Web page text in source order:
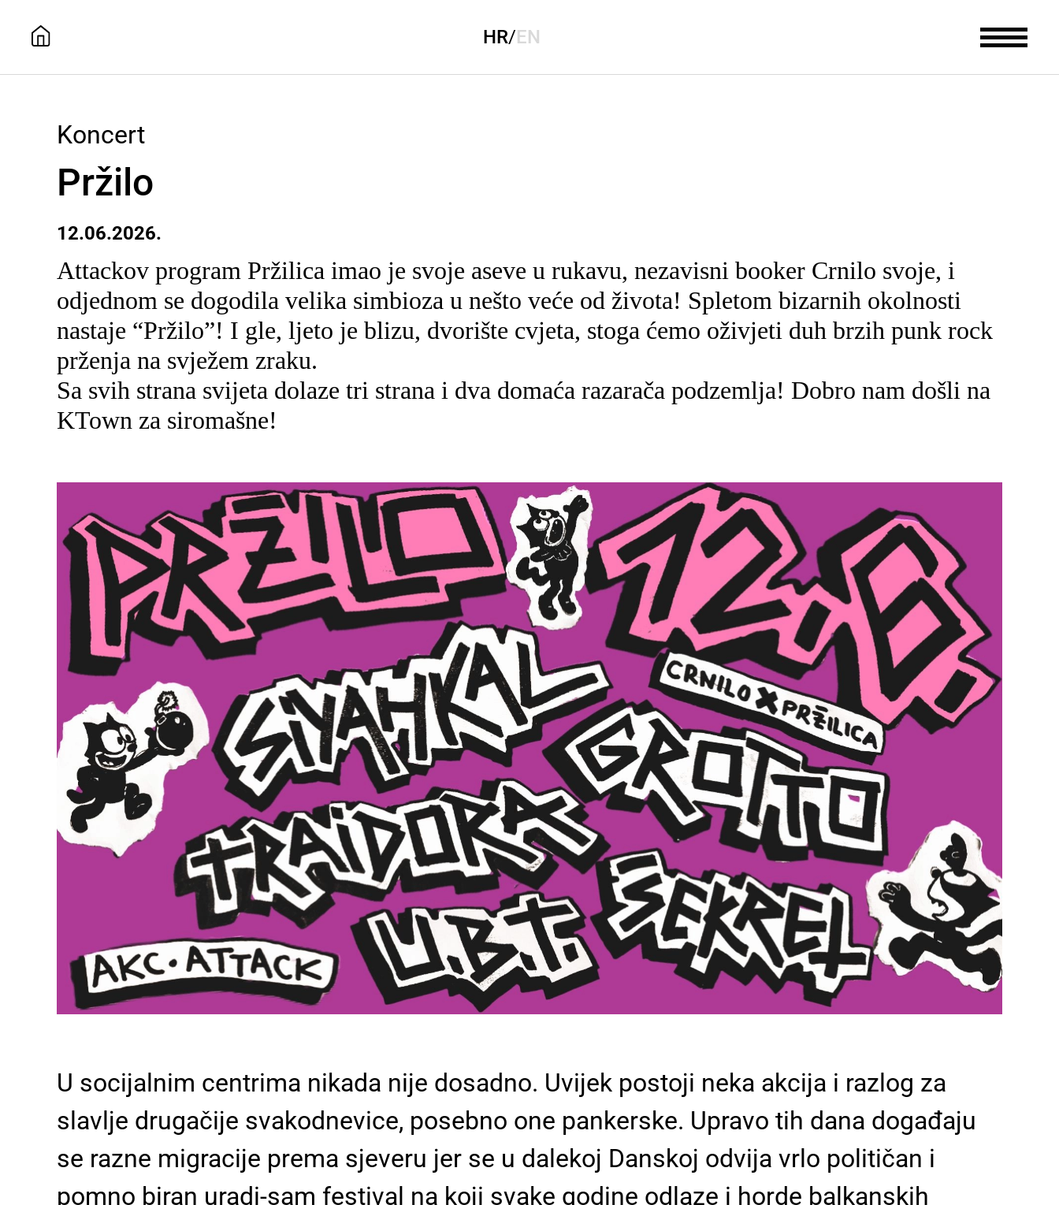
HR/EN
Koncert
Pržilo
12.06.2026.
Attackov program Pržilica imao je svoje aseve u rukavu, nezavisni booker Crnilo svoje, i
odjednom se dogodila velika simbioza u nešto veće od života! Spletom bizarnih okolnosti
nastaje “Pržilo”! I gle, ljeto je blizu, dvorište cvjeta, stoga ćemo oživjeti duh brzih punk rock
prženja na svježem zraku.
Sa svih strana svijeta dolaze tri strana i dva domaća razarača podzemlja! Dobro nam došli na
KTown za siromašne!
U socijalnim centrima nikada nije dosadno. Uvijek postoji neka akcija i razlog za
slavlje drugačije svakodnevice, posebno one pankerske. Upravo tih dana događaju
se razne migracije prema sjeveru jer se u dalekoj Danskoj odvija vrlo političan i
pomno biran uradi-sam festival na koji svake godine odlaze i horde balkanskih